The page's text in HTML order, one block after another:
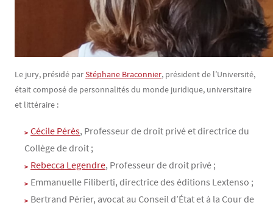
Le jury, présidé parStéphane Braconnier, président de l’Université,
était composé de personnalités du monde juridique, universitaire
et littéraire :
Cécile Pérès, Professeur de droit privé et directrice du
Collège de droit ;
Rebecca Legendre, Professeur de droit privé ;
Emmanuelle Filiberti, directrice des éditions Lextenso ;
Bertrand Périer, avocat au Conseil d’État et à la Cour de